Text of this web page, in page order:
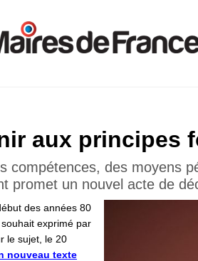
aux principes
compétences, des moyens
promet un nouvel acte de
des années 80
exprimé par
le sujet, le 20
nouveau texte